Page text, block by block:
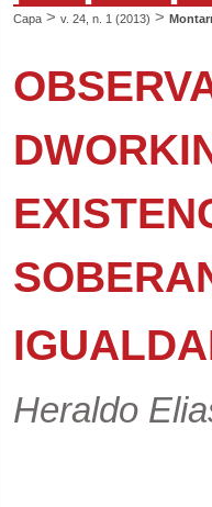
Capa > v. 24, n. 1 (2013) >
Heraldo